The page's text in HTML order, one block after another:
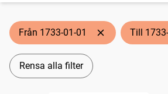
Från 1733-01-01 Till
Rensa alla filter